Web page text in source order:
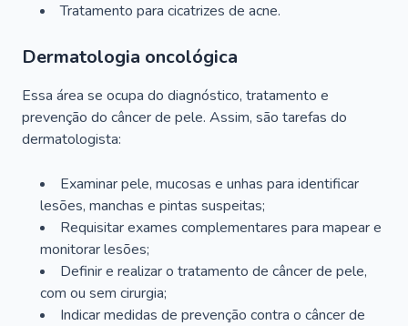
Tratamento para cicatrizes de acne.
Dermatologia oncológica
Essa área se ocupa do diagnóstico, tratamento e
prevenção do câncer de pele. Assim, são tarefas do
dermatologista:
Examinar pele, mucosas e unhas para identificar
lesões, manchas e pintas suspeitas;
Requisitar exames complementares para mapear e
monitorar lesões;
Definir e realizar o tratamento de câncer de pele,
com ou sem cirurgia;
Indicar medidas de prevenção contra o câncer de